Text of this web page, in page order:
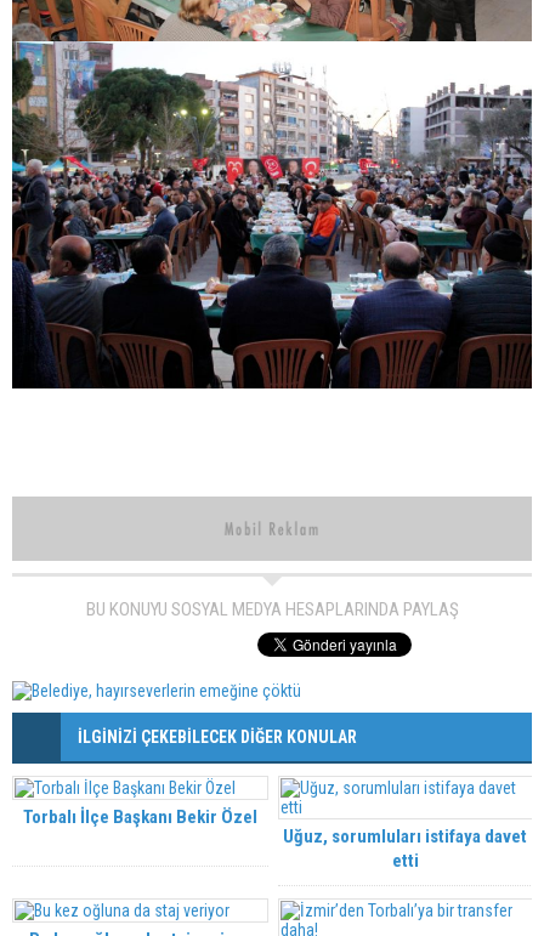
BU KONUYU SOSYAL MEDYA HESAPLARINDA PAYLAŞ
İLGİNİZİ ÇEKEBİLECEK DİĞER KONULAR
Torbalı İlçe Başkanı Bekir Özel
Uğuz, sorumluları istifaya davet
etti